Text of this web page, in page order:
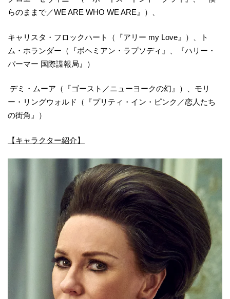
らのままで／WE ARE WHO WE ARE』）、
キャリスタ・フロックハート（『アリー my Love』）、ト
ム・ホランダー（『ボヘミアン・ラプソディ』、『ハリー・
パーマー 国際諜報局』）
デミ・ムーア（『ゴースト／ニューヨークの幻』）、モリ
ー・リングウォルド（『プリティ・イン・ピンク／恋人たち
の街角』）
【キャラクター紹介】